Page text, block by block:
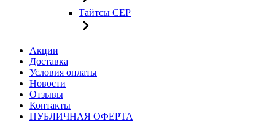
Тайтсы CEP
Акции
Доставка
Условия оплаты
Новости
Отзывы
Контакты
ПУБЛИЧНАЯ ОФЕРТА